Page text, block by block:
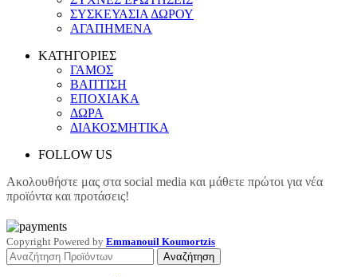
ΣΥΣΚΕΥΑΣΙΑ ΔΩΡΟΥ
ΑΓΑΠΗΜΕΝΑ
ΚΑΤΗΓΟΡΙΕΣ
ΓΑΜΟΣ
ΒΑΠΤΙΣΗ
ΕΠΟΧΙΑΚΑ
ΔΩΡΑ
ΔΙΑΚΟΣΜΗΤΙΚΑ
FOLLOW US
Ακολουθήστε μας στα social media και μάθετε πρώτοι για νέα
προϊόντα και προτάσεις!
Copyright Powered by Emmanouil Koumortzis
Αναζήτηση